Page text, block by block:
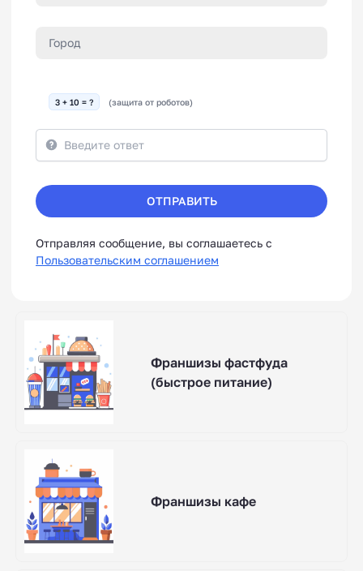
3 + 10 = ? (защита от роботов)
ОТПРАВИТЬ
Отправляя сообщение, вы соглашаетесь с
Пользовательским соглашением
Франшизы фастфуда
(быстрое питание)
Франшизы кафе